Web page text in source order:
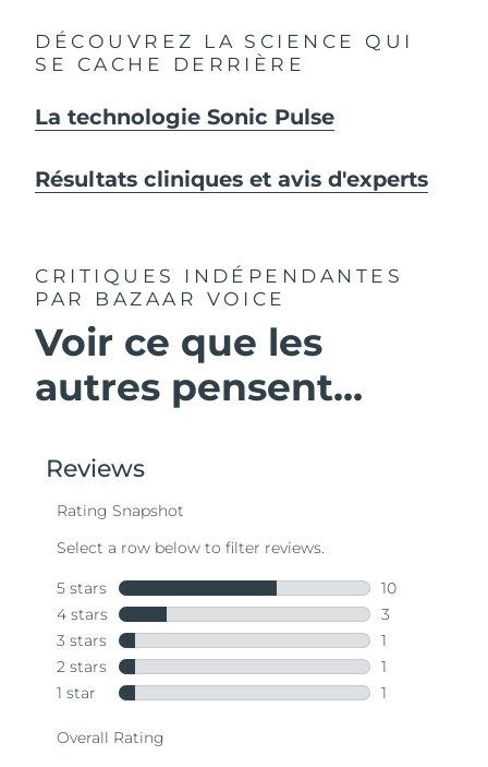
DÉCOUVREZ LA SCIENCE QUI
SE CACHE DERRIÈRE
La technologie Sonic Pulse
Résultats cliniques et avis d'experts
CRITIQUES INDÉPENDANTES
PAR BAZAAR VOICE
Voir ce que les
autres pensent...